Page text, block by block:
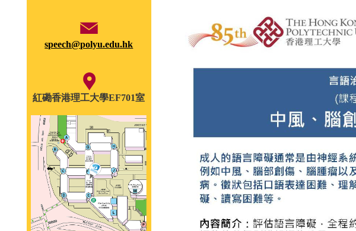
speech@polyu.edu.hk
紅磡香港理工大學EF701室